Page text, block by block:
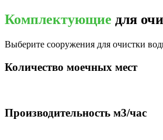
Комплектующие для
Выберите сооружения для очистки
Количество моечных мест
Производительность м3/час